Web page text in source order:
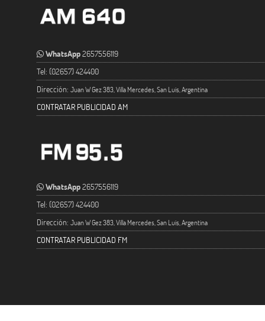
WhatsApp2657556119
Tel: (02657) 424400
Dirección: Juan W Gez 383, Villa Mercedes, San Luis, Argentina
CONTRATAR PUBLICIDAD AM
WhatsApp2657556119
Tel: (02657) 424400
Dirección: Juan W Gez 383, Villa Mercedes, San Luis, Argentina
CONTRATAR PUBLICIDAD FM